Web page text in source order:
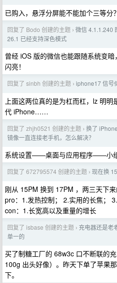
已购入，悬浮分屏能不能加个三等分？
回复了 Bodo 创建的主题 › 微信 4.1.1.240
26.1 已经支持深色模式
曾经 iOS 版的微信也能跟随系统变
闪亮！
回复了 sinbh 创建的主题 › iphone17 信号
上面这两位真的是为杠而杠，lz 明
代 iPhone……
回复了 zhjh0521 创建的主题 › 换了
镜像一直连接老手机，怎么解决？
系统设置——桌面与应用程序——小
回复了 672795574 创建的主题 › 现在换
刚从 15PM 换到 17PM ，两三天下来
pro：1.发热控制； 2.实用的长焦；
con：1.长宽高以及重量的增长
回复了 isbase 创建的主题 › 充电器还是老
单一的
买了制糖工厂的 68w3c 口不断联的
100g 出头好像）。昨天下单了苹果
下。